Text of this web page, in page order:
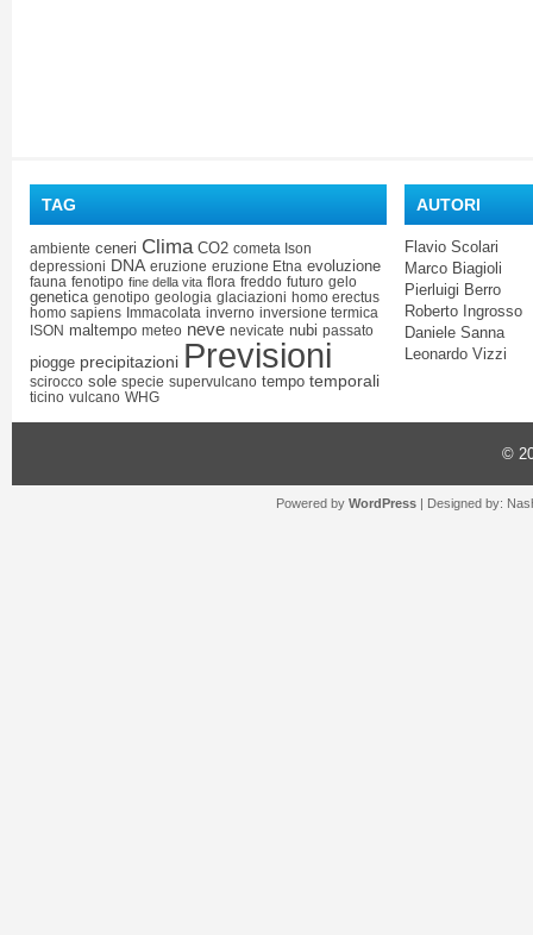
TAG
ambiente ceneri Clima CO2 cometa Ison
depressioni DNA eruzione eruzione Etna evoluzione
fauna fenotipo fine della vita flora freddo futuro gelo
genetica genotipo geologia glaciazioni homo erectus
homo sapiens Immacolata inverno inversione termica
ISON maltempo meteo neve nevicate nubi passato
piogge precipitazioni Previsioni
scirocco sole specie supervulcano tempo temporali
ticino vulcano WHG
AUTORI
Flavio Scolari
Marco Biagioli
Pierluigi Berro
Roberto Ingrosso
Daniele Sanna
Leonardo Vizzi
©
Powered by WordPress | Designed by: